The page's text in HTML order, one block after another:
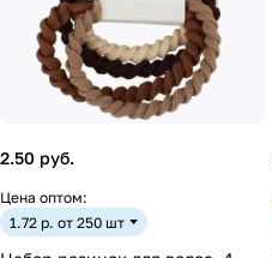
2.50 руб.
Цена оптом:
1.72 р. от 250 шт